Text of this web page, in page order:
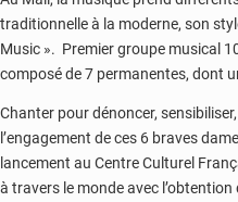
traditionnelle à la moderne, son
Music ». Premier groupe musical
composé de 7 permanentes, dont
Chanter pour dénoncer,
l’engagement de ces 6 braves
lancement au Centre Culturel
à travers le monde avec